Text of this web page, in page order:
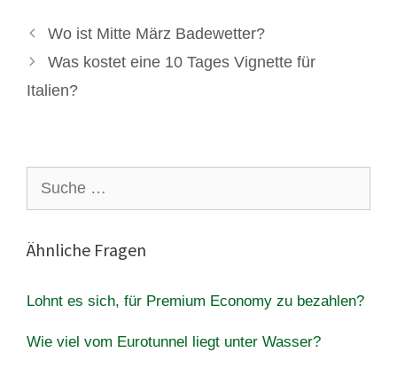
Wo ist Mitte März Badewetter?
Was kostet eine 10 Tages Vignette für
Italien?
nach:
Ähnliche Fragen
Lohnt es sich, für Premium Economy zu bezahlen?
Wie viel vom Eurotunnel liegt unter Wasser?